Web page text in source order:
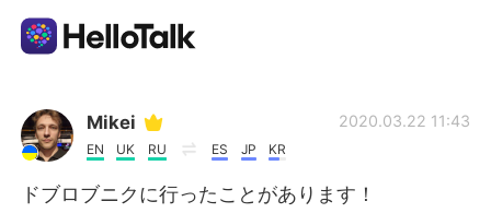
App di scambio linguistico
AI Grammar Checker
Mikei
EN UK RU ES JP KR
2020.03.22 11:43
ドブロブニクに行ったことがあります！